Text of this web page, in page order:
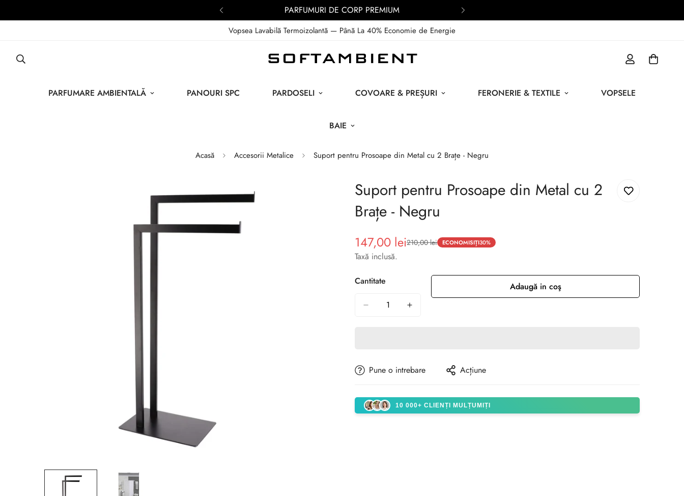
PARFUMURI DE CORP PREMIUM
Vopsea Lavabilă Termoizolantă — Până La 40% Economie de Energie
PARFUMARE AMBIENTALĂ PANOURI SPC PARDOSELI COVOARE & PREȘURI FERONERIE & TEXTILE VOPSELE
BAIE
Acasă Accesorii Metalice Suport pentru Prosoape din Metal cu 2 Brațe - Negru
Suport pentru Prosoape din Metal cu 2
Brațe - Negru
Preț
de
147,00 lei
Preț
obișnuit
210,00 lei ECONOMISIȚI30%
Taxă inclusă.
Cantitate Adaugă in coş
Pune o intrebare Acțiune
10 000+ CLIENȚI MULȚUMIȚI